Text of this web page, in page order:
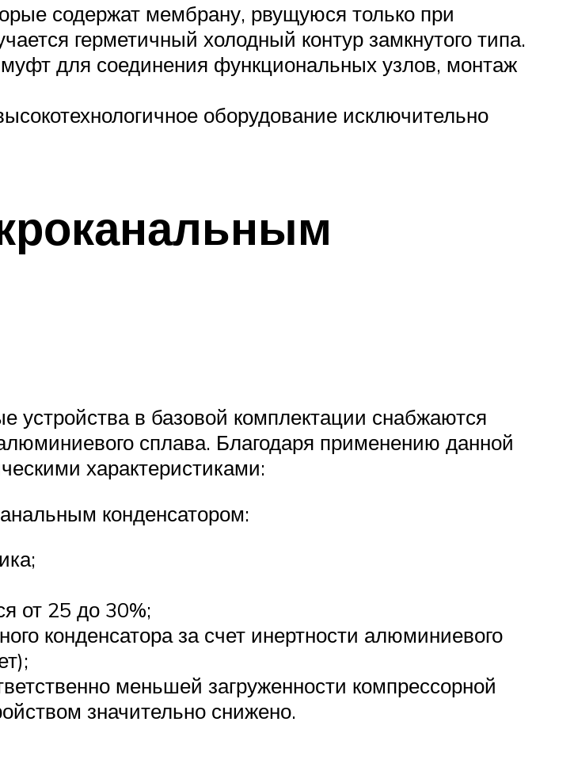
содержат мембрану, рвущуюся только при
герметичный холодный контур замкнутого типа.
для соединения функциональных узлов, монтаж
оборудование исключительно
в базовой комплектации снабжаются
сплава. Благодаря применению данной
характеристиками:
конденсатором:
от 25 до 30%;
конденсатора за счет инертности алюминиевого
меньшей загруженности компрессорной
значительно снижено.